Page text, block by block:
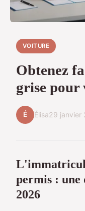
VOITURE
Obtenez
grise pour
É Élisa29 janvier
permis : une
2026